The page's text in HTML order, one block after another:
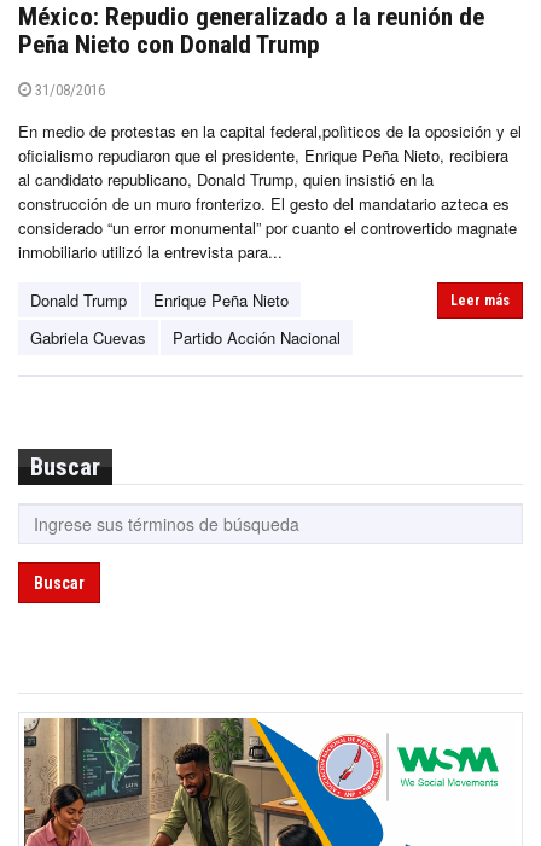
México: Repudio generalizado a la reunión de
Peña Nieto con Donald Trump
31/08/2016
En medio de protestas en la capital federal,polìticos de la oposición y el
oficialismo repudiaron que el presidente, Enrique Peña Nieto, recibiera
al candidato republicano, Donald Trump, quien insistió en la
construcción de un muro fronterizo. El gesto del mandatario azteca es
considerado “un error monumental” por cuanto el controvertido magnate
inmobiliario utilizó la entrevista para...
Donald Trump
Enrique Peña Nieto
Gabriela Cuevas
Partido Acción Nacional
Leer más
Buscar
Buscar